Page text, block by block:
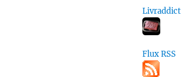
Livraddict
Flux RSS